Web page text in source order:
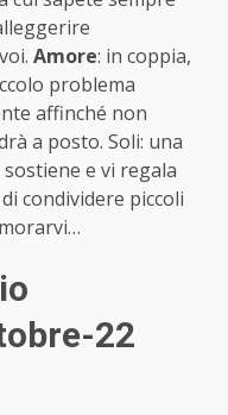
Amore: in coppia,
problema
affinché non
a posto. Soli: una
e vi regala
condividere piccoli
22